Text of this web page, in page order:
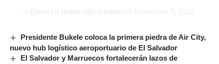
Presidente Bukele coloca la primera piedra de Air City,
nuevo hub logístico aeroportuario de El Salvador
El Salvador y Marruecos fortalecerán lazos de